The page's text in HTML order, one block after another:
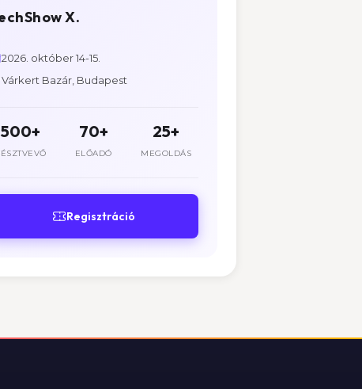
X.
2026. október 14-15.
Várkert Bazár, Budapest
500+ 70+
ELŐADÓ
25+
MEGOLDÁS
Regisztráció